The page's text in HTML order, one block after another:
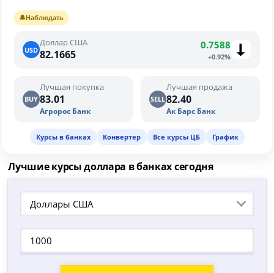
🔔Наблюдать
USD
Доллар США
82.1665
0.7588
+0.92%
BUY
Лучшая покупка
83.01
Агророс Банк
SELL
Лучшая продажа
82.40
Ак Барс Банк
Курсы в банках Конвертер Все курсы ЦБ График
Лучшие курсы доллара в банках сегодня
Доллары США